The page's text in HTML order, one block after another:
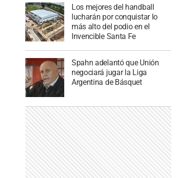
Los mejores del handball
lucharán por conquistar lo
más alto del podio en el
Invencible Santa Fe
Spahn adelantó que Unión
negociará jugar la Liga
Argentina de Básquet